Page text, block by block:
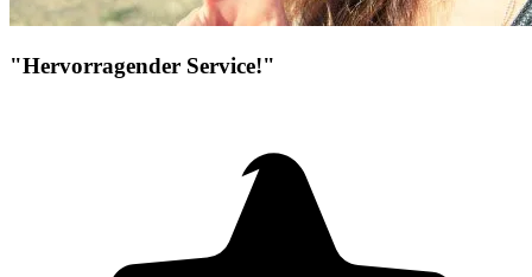
"Hervorragender Service!"